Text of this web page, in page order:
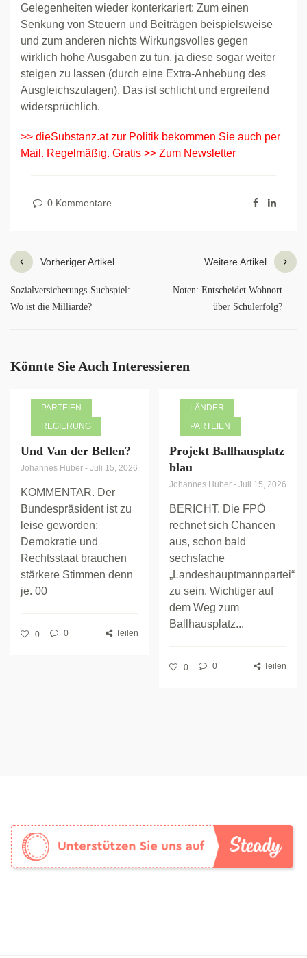
Gelegenheiten wieder konterkariert: Zum einen
Senkung von Steuern und Beiträgen beispielsweise
und zum anderen nichts Wirkungsvolles gegen
wirklich hohe Ausgaben zu tun, ja diese sogar weiter
steigen zu lassen (durch eine Extra-Anhebung des
Ausgleichszulagen). Das ist schlicht und ergreifend
widersprüchlich.
>> dieSubstanz.at zur Politik bekommen Sie auch per
Mail. Regelmäßig. Gratis >> Zum Newsletter
0 Kommentare
Vorheriger Artikel
Sozialversicherungs-Suchspiel:
Wo ist die Milliarde?
Weitere Artikel
Noten: Entscheidet Wohnort
über Schulerfolg?
Könnte Sie Auch Interessieren
PARTEIEN
REGIERUNG
Und Van der Bellen?
Johannes Huber - Juli 15, 2026
KOMMENTAR. Der
Bundespräsident ist zu
leise geworden:
Demokratie und
Rechtsstaat brauchen
stärkere Stimmen denn
je. 00
0 0 Teilen
LÄNDER
PARTEIEN
Projekt Ballhausplatz
blau
Johannes Huber - Juli 15, 2026
BERICHT. Die FPÖ
rechnet sich Chancen
aus, schon bald
sechsfache
„Landeshauptmannpartei“
zu sein. Wichtiger auf
dem Weg zum
Ballhausplatz...
0 0 Teilen